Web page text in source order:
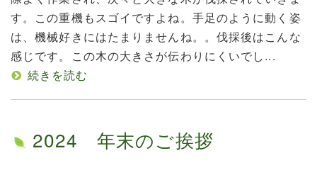
す。この重機もスゴイですよね。手足のように動く姿
は、機械好きにはたまりませんね。。伐採後はこんな
感じです。この木の大きさが伝わりにくいでし...
続きを読む
2024 年末のご挨拶